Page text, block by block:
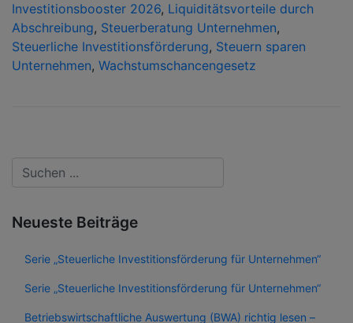
Investitionsbooster 2026, Liquiditätsvorteile durch
Abschreibung, Steuerberatung Unternehmen,
Steuerliche Investitionsförderung, Steuern sparen
Unternehmen, Wachstumschancengesetz
Neueste Beiträge
Serie „Steuerliche Investitionsförderung für Unternehmen“
Serie „Steuerliche Investitionsförderung für Unternehmen“
Betriebswirtschaftliche Auswertung (BWA) richtig lesen –